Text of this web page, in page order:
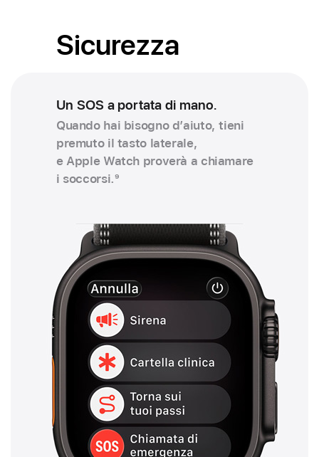
Sicurezza
Un SOS a portata di mano.
Quando hai bisogno d’aiuto, tieni
premuto il tasto laterale,
e Apple Watch proverà a chiamare
i soccorsi.9